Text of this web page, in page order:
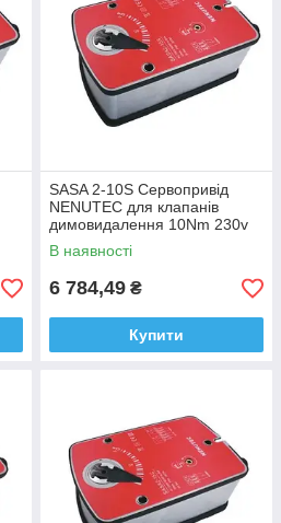
SASA 2-10S Сервопривід
NENUTEC для клапанів
димовидалення 10Nm 230v
В наявності
6 784,49 ₴
Купити